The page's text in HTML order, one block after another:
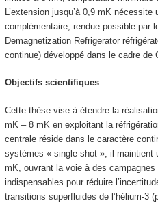
L’extension jusqu’à 0,9 mK
complémentaire, rendue possible par
Demagnetization Refrigerator
continue) développé dans le cadre de
Objectifs scientifiques
Cette thèse vise à étendre la
mK – 8 mK en exploitant la
centrale réside dans le caractère
systèmes « single-shot », il maintient
mK, ouvrant la voie à des campagnes
indispensables pour réduire
transitions superfluides de l’hélium-3